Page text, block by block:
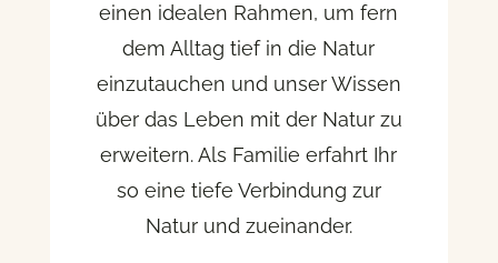
einen idealen Rahmen, um fern
dem Alltag tief in die Natur
einzutauchen und unser Wissen
über das Leben mit der Natur zu
erweitern. Als Familie erfahrt Ihr
so eine tiefe Verbindung zur
Natur und zueinander.